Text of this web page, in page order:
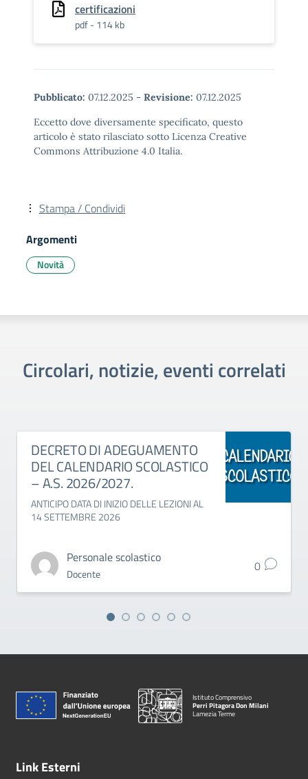
certificazioni
pdf - 114 kb
Pubblicato: 07.12.2025 - Revisione: 07.12.2025
Eccetto dove diversamente specificato, questo
articolo è stato rilasciato sotto Licenza Creative
Commons Attribuzione 4.0 Italia.
Stampa / Condividi
Argomenti
Novità
Circolari, notizie, eventi correlati
DECRETO DI ADEGUAMENTO
DEL CALENDARIO SCOLASTICO
– A.S. 2026/2027.
ANTICIPO DATA DI INIZIO DELLE LEZIONI AL
14 SETTEMBRE 2026
Personale scolastico
Docente 0
Istituto Comprensivo
Perri Pitagora Don Milani
Lamezia Terme
Link Esterni